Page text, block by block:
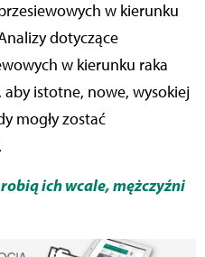
w kierunku
dotyczące
w kierunku raka
istotne, nowe, wysokiej
mogły zostać
ich wcale, mężczyźni